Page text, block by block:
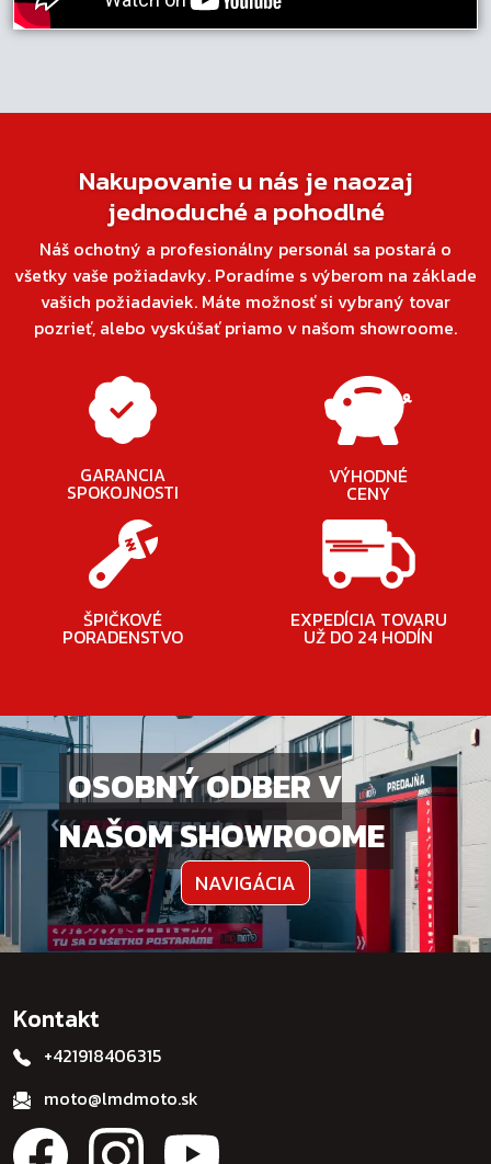
Nakupovanie u nás je naozaj
jednoduché a pohodlné
Náš ochotný a profesionálny personál sa postará o
všetky vaše požiadavky. Poradíme s výberom na základe
vašich požiadaviek. Máte možnosť si vybraný tovar
pozrieť, alebo vyskúšať priamo v našom showroome.
GARANCIA
SPOKOJNOSTI
VÝHODNÉ
CENY
ŠPIČKOVÉ
PORADENSTVO
EXPEDÍCIA TOVARU
UŽ DO 24 HODÍN
OSOBNÝ ODBER V
NAŠOM SHOWROOME
NAVIGÁCIA
Kontakt
+421918406315
moto@lmdmoto.sk